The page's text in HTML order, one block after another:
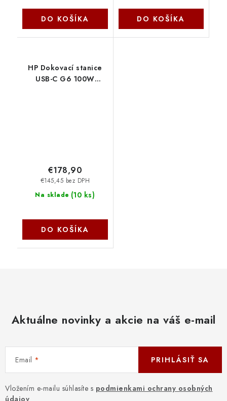
DO KOŠÍKA DO KOŠÍKA
HP Dokovací stanice
USB-C G6 100W
Na sklade (10 ks)
€145,45 bez DPH
€178,90
DO KOŠÍKA
Aktuálne novinky a akcie na váš e-mail
Email
Vložením e-mailu súhlasíte s podmienkami ochrany osobných
údajov
PRIHLÁSIŤ SA